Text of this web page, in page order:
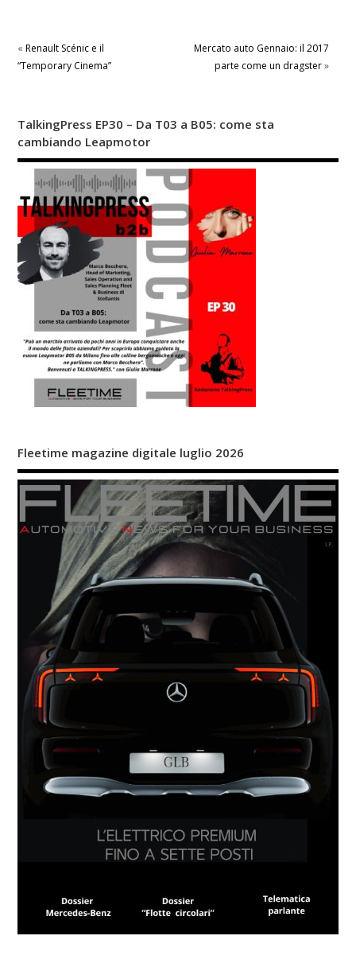
« Renault Scénic e il
“Temporary Cinema”
Mercato auto Gennaio: il 2017
parte come un dragster»
TalkingPress EP30 – Da T03 a B05: come sta
cambiando Leapmotor
Fleetime magazine digitale luglio 2026